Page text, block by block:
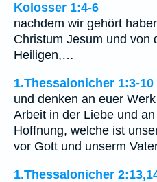
Kolosser 1:4-6
nachdem wir gehört
Christum Jesum und von
Heiligen,…
1.Thessalonicher 1:3-10
und denken an euer
Arbeit in der Liebe und
Hoffnung, welche ist
vor Gott und unserm
1.Thessalonicher